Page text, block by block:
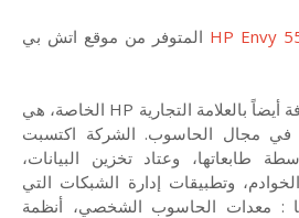
المتوفر من موقع اتش بي
شركة هوليت باكارد معروفة أيضاً بالعلامة التجارية HP الخاصة، هي
في مجال الحاسوب. الشركة اكتسبت
طابعاتها، وعتاد تخزين البيانات،
وتطبيقات إدارة الشبكات التي
: معدات الحاسوب الشخصي، أنظمة